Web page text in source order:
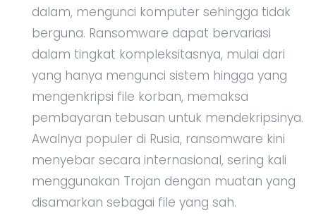
dalam, mengunci komputer sehingga tidak
berguna. Ransomware dapat bervariasi
dalam tingkat kompleksitasnya, mulai dari
yang hanya mengunci sistem hingga yang
mengenkripsi file korban, memaksa
pembayaran tebusan untuk mendekripsinya.
Awalnya populer di Rusia, ransomware kini
menyebar secara internasional, sering kali
menggunakan Trojan dengan muatan yang
disamarkan sebagai file yang sah.